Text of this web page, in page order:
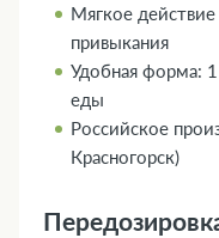
Мягкое
привыкания
Удобная форма: 1
еды
Российское
Красногорск)